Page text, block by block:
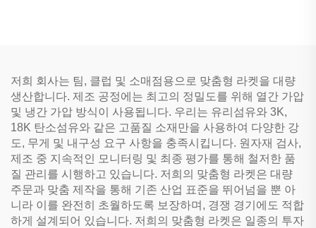
저희 회사는 팀, 클럽 및 소매점용으로 맞춤형 라켓을 대량
생산합니다. 제조 공정에는 최고의 정밀도를 위해 열간 가압
및 냉간 가압 방식이 사용됩니다. 우리는 유리섬유와 3K,
18K 탄소섬유와 같은 고품질 소재만을 사용하여 다양한 강
도, 무게 및 내구성 요구 사항을 충족시킵니다. 원자재 검사,
제조 중 지속적인 모니터링 및 최종 평가를 통해 철저한 품
질 관리를 시행하고 있습니다. 저희의 맞춤형 라켓은 대량
주문과 맞춤 제작을 통해 기존 산업 표준을 뛰어넘을 뿐 아
니라 이를 완전히 초월하도록 보장하며, 경쟁 경기에도 적합
하게 설계되어 있습니다. 저희의 맞춤형 라켓은 일종의 투자